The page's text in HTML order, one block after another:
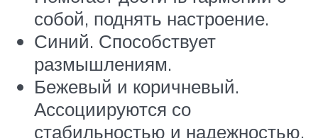
собой, поднять настроение.
Синий. Способствует
размышлениям.
Бежевый и коричневый.
Ассоциируются со
стабильностью и надежностью,